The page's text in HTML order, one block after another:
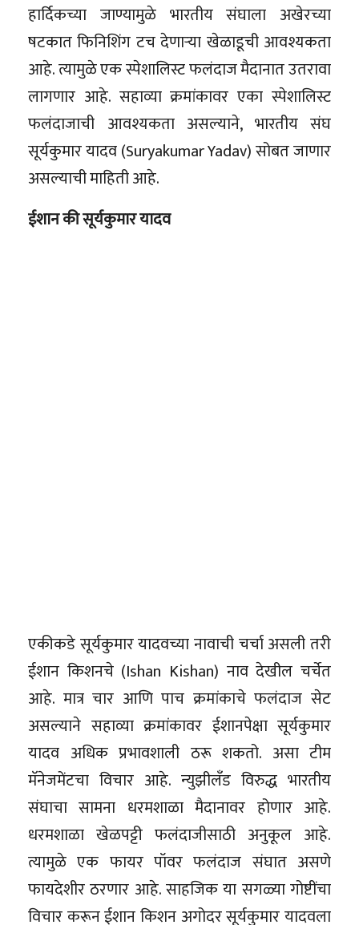
हार्दिकच्या जाण्यामुळे भारतीय संघाला अखेरच्या
षटकात फिनिशिंग टच देणाऱ्या खेळाडूची आवश्यकता
आहे. त्यामुळे एक स्पेशालिस्ट फलंदाज मैदानात उतरावा
लागणार आहे. सहाव्या क्रमांकावर एका स्पेशालिस्ट
फलंदाजाची आवश्यकता असल्याने, भारतीय संघ
सूर्यकुमार यादव (Suryakumar Yadav) सोबत जाणार
असल्याची माहिती आहे.
ईशान की सूर्यकुमार यादव
एकीकडे सूर्यकुमार यादवच्या नावाची चर्चा असली तरी
ईशान किशनचे (Ishan Kishan) नाव देखील चर्चेत
आहे. मात्र चार आणि पाच क्रमांकाचे फलंदाज सेट
असल्याने सहाव्या क्रमांकावर ईशानपेक्षा सूर्यकुमार
यादव अधिक प्रभावशाली ठरू शकतो. असा टीम
मॅनेजमेंटचा विचार आहे. न्युझीलँड विरुद्ध भारतीय
संघाचा सामना धरमशाळा मैदानावर होणार आहे.
धरमशाळा खेळपट्टी फलंदाजीसाठी अनुकूल आहे.
त्यामुळे एक फायर पॉवर फलंदाज संघात असणे
फायदेशीर ठरणार आहे. साहजिक या सगळ्या गोष्टींचा
विचार करून ईशान किशन अगोदर सूर्यकुमार यादवला